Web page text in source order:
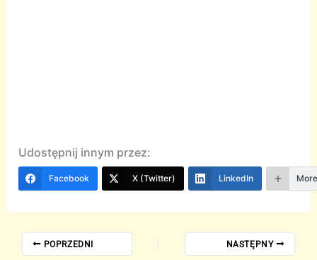
Udostępnij innym przez:
Facebook X (Twitter) LinkedIn
POPRZEDNI NASTĘPNY